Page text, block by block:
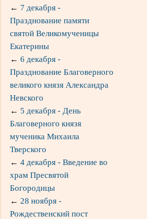
← 7 декабря -
Празднование памяти
святой Великомученицы
Екатерины
← 6 декабря -
Празднование Благоверного
великого князя Александра
Невского
← 5 декабря - День
Благоверного князя
мученика Михаила
Тверского
← 4 декабря - Введение во
храм Пресвятой
Богородицы
← 28 ноября -
Рождественский пост